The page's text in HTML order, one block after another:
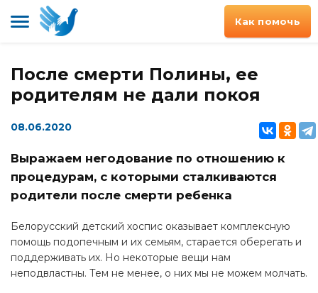
Как помочь
После смерти Полины, ее
родителям не дали покоя
08.06.2020
Выражаем негодование по отношению к
процедурам, с которыми сталкиваются
родители после смерти ребенка
Белорусский детский хоспис оказывает комплексную
помощь подопечным и их семьям, старается оберегать и
поддерживать их. Но некоторые вещи нам
неподвластны. Тем не менее, о них мы не можем молчать.